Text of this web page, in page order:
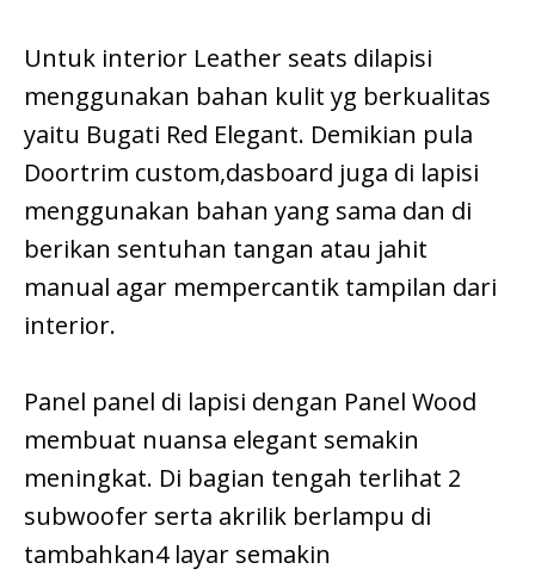
Untuk interior Leather seats dilapisi
menggunakan bahan kulit yg berkualitas
yaitu Bugati Red Elegant. Demikian pula
Doortrim custom,dasboard juga di lapisi
menggunakan bahan yang sama dan di
berikan sentuhan tangan atau jahit
manual agar mempercantik tampilan dari
interior.
Panel panel di lapisi dengan Panel Wood
membuat nuansa elegant semakin
meningkat. Di bagian tengah terlihat 2
subwoofer serta akrilik berlampu di
tambahkan4 layar semakin